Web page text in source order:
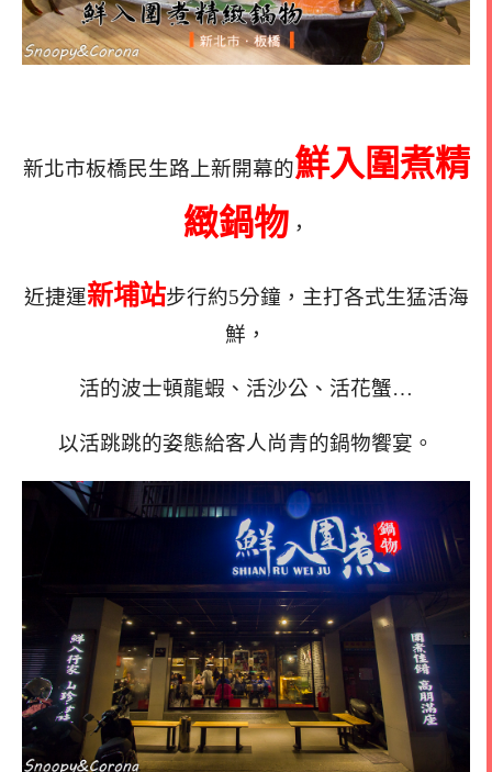
新北市板橋民生路上新開幕的鮮入圍煮精
緻鍋物，
近捷運新埔站步行約5分鐘，主打各式生猛活海
鮮，
活的波士頓龍蝦、活沙公、活花蟹…
以活跳跳的姿態給客人尚青的鍋物饗宴。